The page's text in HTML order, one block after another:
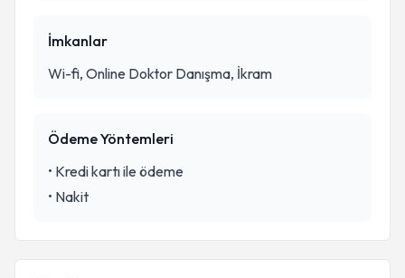
İmkanlar
Wi-fi, Online Doktor Danışma, İkram
Ödeme Yöntemleri
• Kredi kartı ile ödeme
• Nakit